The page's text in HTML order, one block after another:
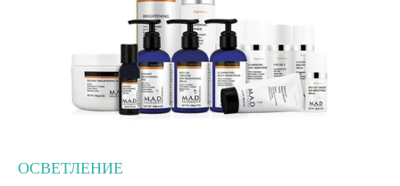
ОСВЕТЛЕНИЕ